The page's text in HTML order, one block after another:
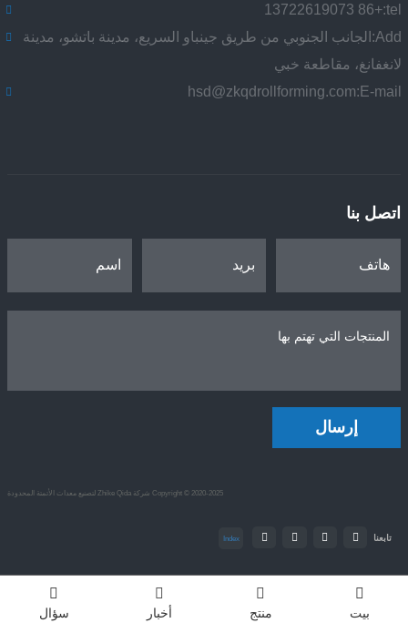
tel:
+86 13722619073
Add:
الجانب الجنوبي من طريق جينباو السريع، مدينة باتشو، مدينة
لانغفانغ، مقاطعة خبي
E-mail:
hsd@zkqdrollforming.com
اتصل بنا
إرسال
Copyright © 2020-2025 شركة Zhike Qida لتصنيع معدات الأتمتة المحدودة
تابعنا Index
بيت منتج أخبار سؤال